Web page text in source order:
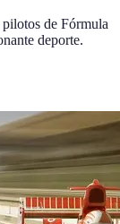
de Fórmula
deporte.